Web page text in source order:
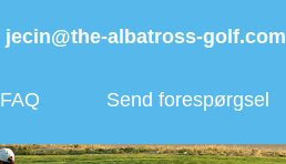
jecin@the-albatross-golf.com
FAQ Send forespørgsel